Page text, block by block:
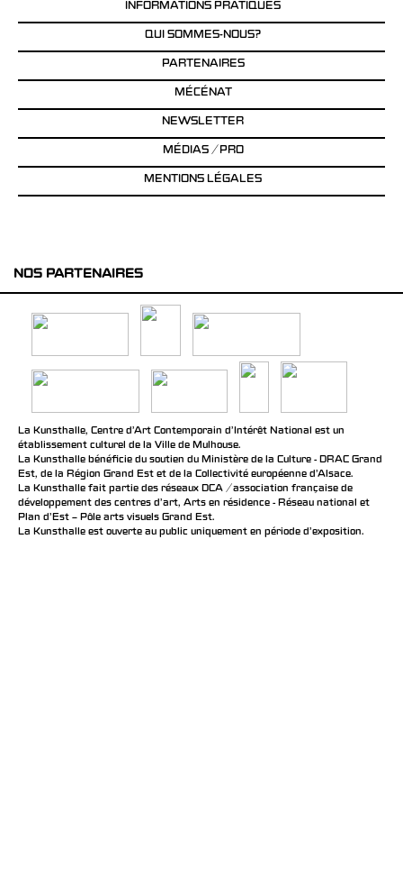
INFORMATIONS PRATIQUES
QUI SOMMES-NOUS?
PARTENAIRES
MÉCÉNAT
NEWSLETTER
MÉDIAS / PRO
MENTIONS LÉGALES
NOS PARTENAIRES
La Kunsthalle, Centre d’Art Contemporain d’Intérêt National est un
établissement culturel de la Ville de Mulhouse.
La Kunsthalle bénéficie du soutien du Ministère de la Culture - DRAC Grand
Est, de la Région Grand Est et de la Collectivité européenne d’Alsace.
La Kunsthalle fait partie des réseaux DCA / association française de
développement des centres d'art, Arts en résidence - Réseau national et
Plan d’Est – Pôle arts visuels Grand Est.
La Kunsthalle est ouverte au public uniquement en période d'exposition.